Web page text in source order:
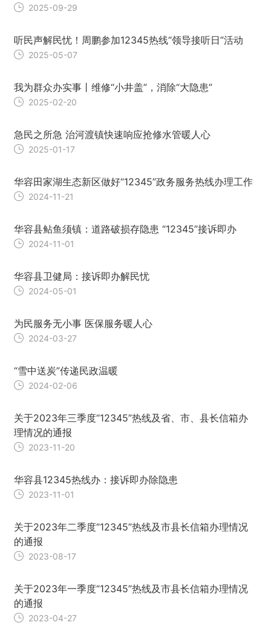
2025-09-29
听民声解民忧！周鹏参加12345热线“领导接听日”活动
2025-05-07
我为群众办实事丨维修“小井盖”，消除“大隐患”
2025-02-20
急民之所急 治河渡镇快速响应抢修水管暖人心
2025-01-17
华容田家湖生态新区做好“12345”政务服务热线办理工作
2024-11-21
华容县鲇鱼须镇：道路破损存隐患 “12345”接诉即办
2024-11-01
华容县卫健局：接诉即办解民忧
2024-05-01
为民服务无小事 医保服务暖人心
2024-03-27
“雪中送炭”传递民政温暖
2024-02-06
关于2023年三季度“12345”热线及省、市、县长信箱办
理情况的通报
2023-11-20
华容县12345热线办：接诉即办除隐患
2023-11-01
关于2023年二季度“12345”热线及市县长信箱办理情况
的通报
2023-08-17
关于2023年一季度“12345”热线及市县长信箱办理情况
的通报
2023-04-27